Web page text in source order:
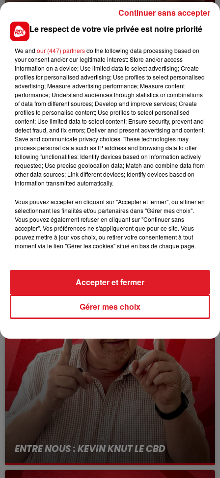
ENTRE NOUS : JACQUES DAVID LES REVES
Entre nous tous les jours de 12h a 14h
ENTRE NOUS : JEAN MICHEL BILLAUT UFC
QUE CHOISIR DU PDC
Entre nous tous les jours de 12h a 14h
ENTRE NOUS : KEVIN KNUT LE CBD
Entre nous tous les jours de 12h a 14h
Le respect de votre vie privée est notre priorité
We and our (447) partnersdo the following data processing based on
your consent and/or our legitimate interest: Store and/or access
information on a device; Use limited data to select advertising; Create
profiles for personalised advertising; Use profiles to select personalised
advertising; Measure advertising performance; Measure content
performance; Understand audiences through statistics or combinations
of data from different sources; Develop and improve services; Create
profiles to personalise content; Use profiles to select personalised
content; Use limited data to select content; Ensure security, prevent and
detect fraud, and fix errors; Deliver and present advertising and content;
Save and communicate privacy choices. These technologies may
process personal data such as IP address and browsing data to offer
following functionalities: Identify devices based on information actively
requested; Use precise geolocation data; Match and combine data from
other data sources; Link different devices; Identify devices based on
information transmitted automatically.
Vous pouvez accepter en cliquant sur "Accepter et fermer", ou affiner en
sélectionnant les finalités et/ou partenaires dans "Gérer mes choix".
Vous pouvez également refuser en cliquant sur "Continuer sans
accepter". Vos préférences ne s'appliqueront que pour ce site. Vous
pouvez mettre à jour vos choix, ou retirer votre consentement à tout
moment via le lien "Gérer les cookies" situé en bas de chaque page.
Gérer mes choix
Accepter et fermer
Continuer sans accepter